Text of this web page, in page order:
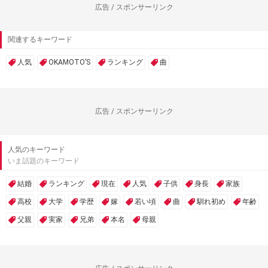
広告 / スポンサーリンク
関連するキーワード
人気 OKAMOTO’S ランキング 曲
広告 / スポンサーリンク
人気のキーワード
いま話題のキーワード
結婚 ランキング 現在 人気 子供 身長 家族
高校 大学 学歴 嫁 若い頃 曲 馴れ初め 年齢
父親 実家 兄弟 本名 母親